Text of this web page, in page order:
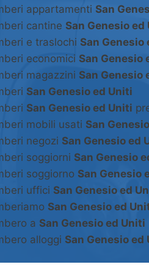
appartamenti San
cantine San Genesio ed
e traslochi San Genesio
economici San Genesio
magazzini San Genesio
San Genesio ed Uniti
San Genesio ed Uniti
mobili usati San
negozi San Genesio ed
soggiorni San Genesio
soggiorno San Genesio
uffici San Genesio ed
San Genesio ed
a San Genesio ed Uniti
alloggi San Genesio ed